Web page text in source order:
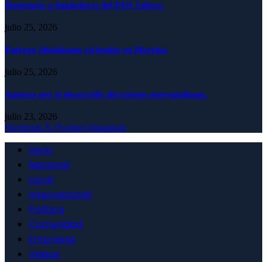
Homenaje a fundadores del PAN Jalisco.
julio 25, 2026
Entrega Sheinbaum viviendas en Morelos.
julio 25, 2026
Apuesta por el desarrollo del oriente metropolitano.
julio 23, 2026
Facebook X (Twitter) Instagram
Inicio
Nacional
Local
Internacional
Política
Comunidad
Empresas
Videos